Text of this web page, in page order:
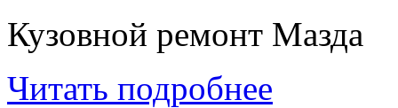
Кузовной ремонт Мазда
Читать подробнее